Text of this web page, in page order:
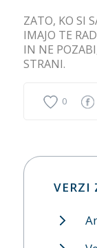
ZATO, KO SI
IMAJO TE
IN NE
STRANI.
0
VERZI